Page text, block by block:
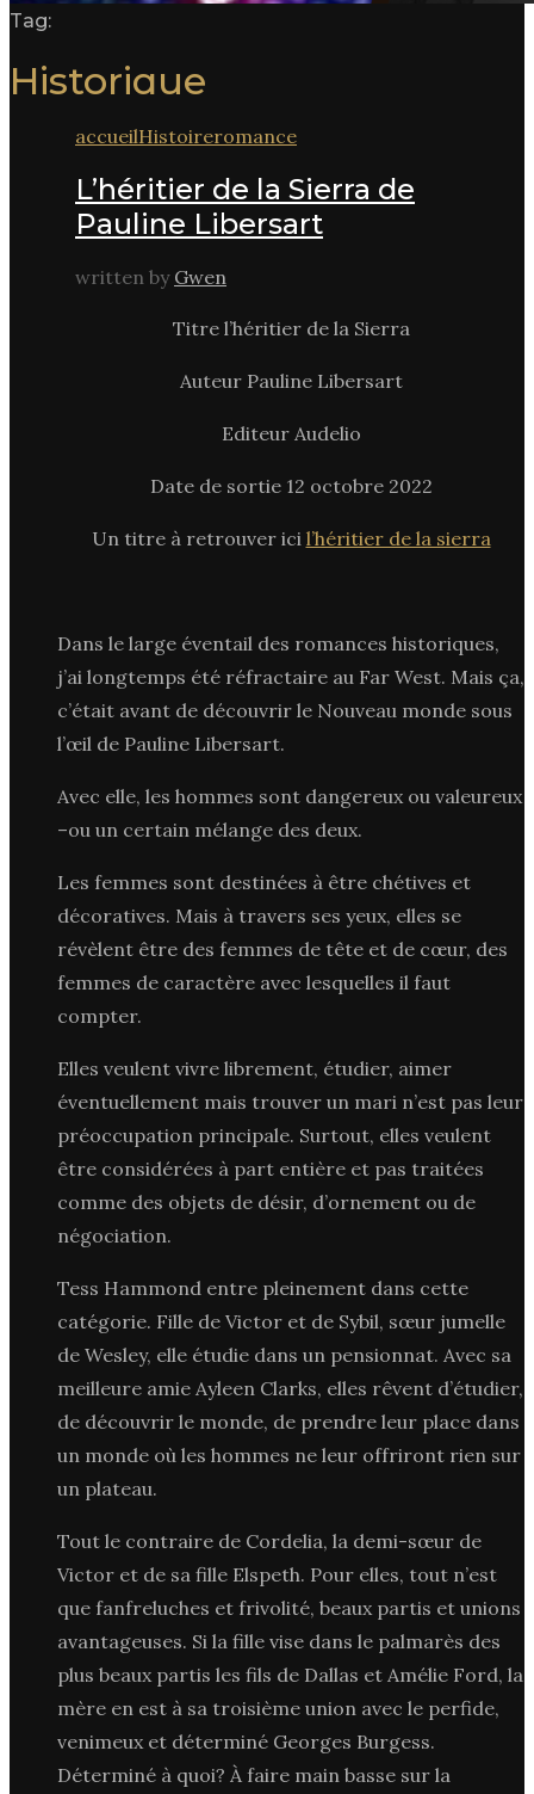
Tag:
Historique
accueilHistoireromance
L’héritier de la Sierra de
Pauline Libersart
written by Gwen
Titre l’héritier de la Sierra
Auteur Pauline Libersart
Editeur Audelio
Date de sortie 12 octobre 2022
Un titre à retrouver ici l’héritier de la sierra
Dans le large éventail des romances historiques,
j’ai longtemps été réfractaire au Far West. Mais ça,
c’était avant de découvrir le Nouveau monde sous
l’œil de Pauline Libersart.
Avec elle, les hommes sont dangereux ou valeureux
–ou un certain mélange des deux.
Les femmes sont destinées à être chétives et
décoratives. Mais à travers ses yeux, elles se
révèlent être des femmes de tête et de cœur, des
femmes de caractère avec lesquelles il faut
compter.
Elles veulent vivre librement, étudier, aimer
éventuellement mais trouver un mari n’est pas leur
préoccupation principale. Surtout, elles veulent
être considérées à part entière et pas traitées
comme des objets de désir, d’ornement ou de
négociation.
Tess Hammond entre pleinement dans cette
catégorie. Fille de Victor et de Sybil, sœur jumelle
de Wesley, elle étudie dans un pensionnat. Avec sa
meilleure amie Ayleen Clarks, elles rêvent d’étudier,
de découvrir le monde, de prendre leur place dans
un monde où les hommes ne leur offriront rien sur
un plateau.
Tout le contraire de Cordelia, la demi-sœur de
Victor et de sa fille Elspeth. Pour elles, tout n’est
que fanfreluches et frivolité, beaux partis et unions
avantageuses. Si la fille vise dans le palmarès des
plus beaux partis les fils de Dallas et Amélie Ford, la
mère en est à sa troisième union avec le perfide,
venimeux et déterminé Georges Burgess.
Déterminé à quoi? À faire main basse sur la